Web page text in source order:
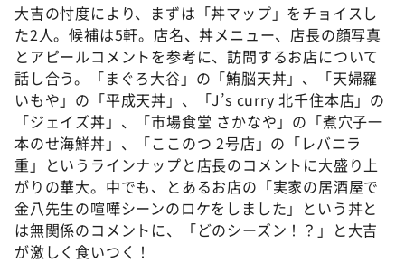
大吉の忖度により、まずは「丼マップ」をチョイスし
た2人。候補は5軒。店名、丼メニュー、店長の顔写真
とアピールコメントを参考に、訪問するお店について
話し合う。「まぐろ大谷」の「鮪脳天丼」、「天婦羅
いもや」の「平成天丼」、「J’s curry 北千住本店」の
「ジェイズ丼」、「市場食堂 さかなや」の「煮穴子一
本のせ海鮮丼」、「ここのつ 2号店」の「レバニラ
重」というラインナップと店長のコメントに大盛り上
がりの華大。中でも、とあるお店の「実家の居酒屋で
金八先生の喧嘩シーンのロケをしました」という丼と
は無関係のコメントに、「どのシーズン！？」と大吉
が激しく食いつく！